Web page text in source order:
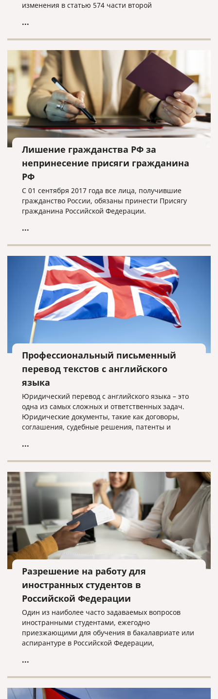
изменения в статью 574 части второй
...
Лишение гражданства РФ за
непринесение присяги гражданина
РФ
С 01 сентября 2017 года все лица, получившие
гражданство России, обязаны принести Присягу
гражданина Российской Федерации.
...
Профессиональный письменный
перевод текстов с английского
языка
Юридический перевод с английского языка – это
одна из самых сложных и ответственных задач.
Юридические документы, такие как договоры,
соглашения, судебные решения, патенты и
перевода, но и соблюдения юридической
...
Разрешение на работу для
иностранных студентов в
Российской Федерации
Один из наиболее часто задаваемых вопросов
иностранными студентами, ежегодно
приезжающими для обучения в бакалавриате или
аспирантуре в Российской Федерации,
легально трудоустроиться, не создавая при этом
...